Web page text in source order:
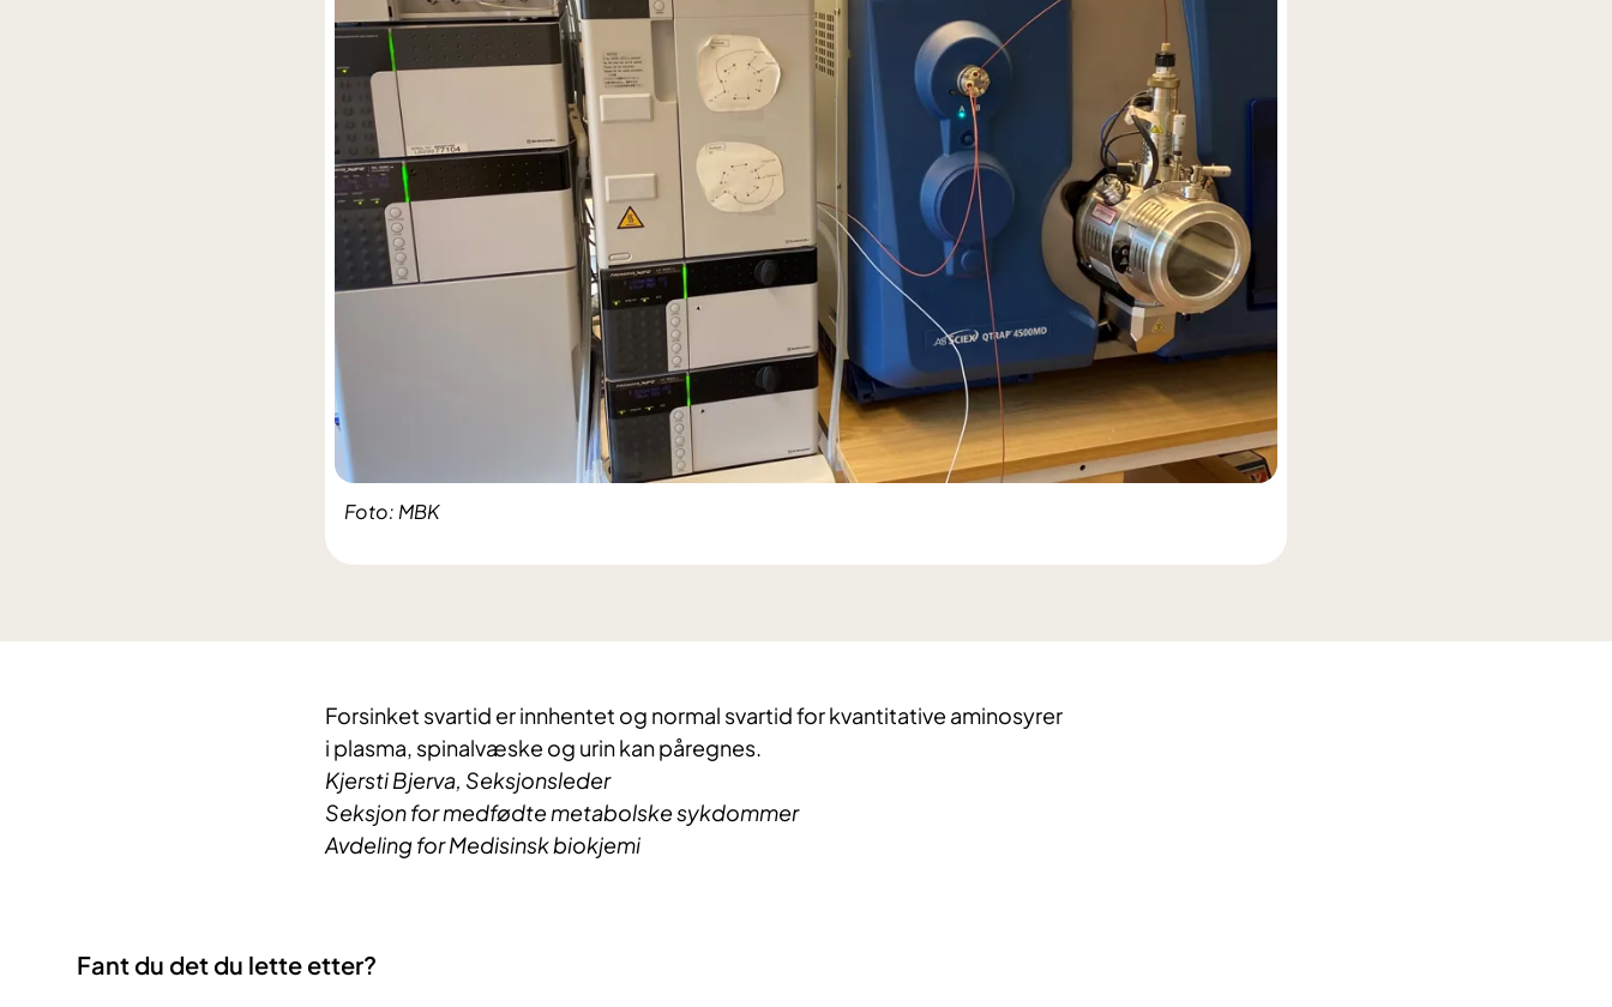
Foto: MBK
Forsinket svartid er innhentet og normal svartid for kvantitative aminosyrer
i plasma, spinalvæske og urin kan påregnes.
Kjersti Bjerva, Seksjonsleder
Seksjon for medfødte metabolske sykdommer
Avdeling for Medisinsk biokjemi
Fant du det du lette etter?